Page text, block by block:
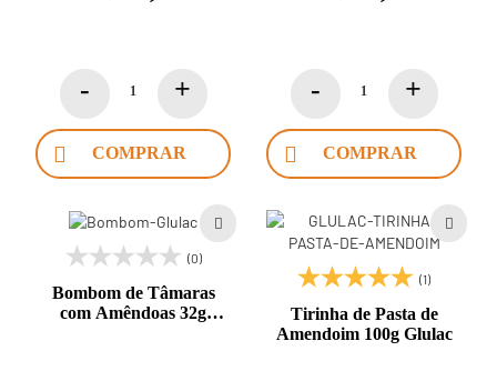
COMPRAR COMPRAR
(0)
Bombom de Tâmaras
com Amêndoas 32g
(1)
Tirinha de Pasta de
Amendoim 100g Glulac